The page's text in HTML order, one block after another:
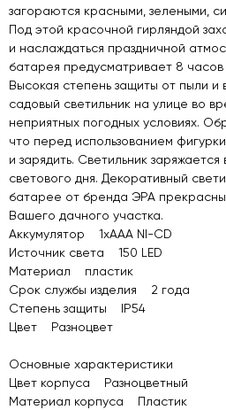
загораются красными, зелеными,
Под этой красочной гирляндой
и наслаждаться праздничной
батарея предусматривает 8
Высокая степень защиты от пыли и
садовый светильник на улице во
неприятных погодных условиях.
что перед использованием
и зарядить. Светильник
светового дня. Декоративный
батарее от бренда ЭРА
Вашего дачного участка.
Аккумулятор 1xAAA NI-CD
Источник света 150 LED
Материал пластик
Срок службы изделия 2 года
Степень защиты IP54
Цвет Разноцвет
Основные характеристики
Цвет корпуса Разноцветный
Материал корпуса Пластик